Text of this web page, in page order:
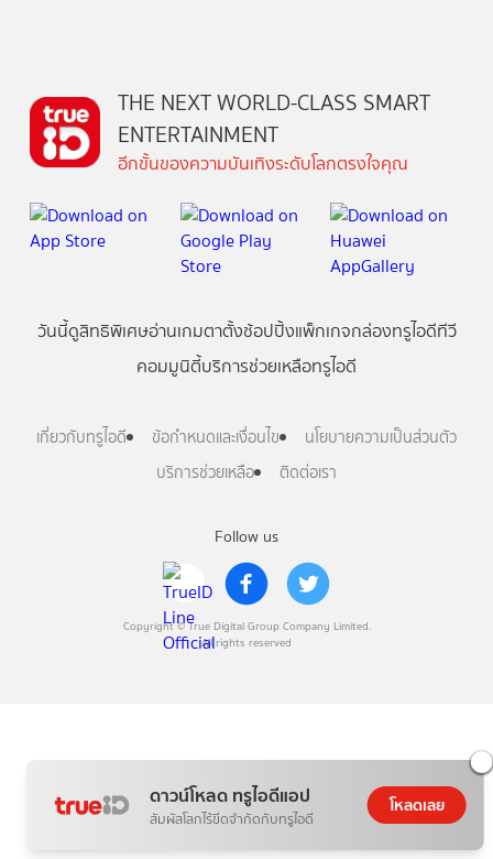
ดาวน์โหลด ทรูไอดีแอป
สัมผัสโลกไร้ขีดจำกัดกับทรูไอดี
โหลดเลย
Follow us
Copyright © True Digital Group Company Limited.
All rights reserved
THE NEXT WORLD-CLASS SMART
ENTERTAINMENT
อีกขั้นของความบันเทิงระดับโลกตรงใจคุณ
วันนี้ดูสิทธิพิเศษอ่านเกมตาตั้งช้อปปิ้งแพ็กเกจกล่องทรูไอดีทีวี
คอมมูนิตี้บริการช่วยเหลือทรูไอดี
เกี่ยวกับทรูไอดี ข้อกำหนดและเงื่อนไข
นโยบายความเป็นส่วนตัว
บริการช่วยเหลือ
ติดต่อเรา